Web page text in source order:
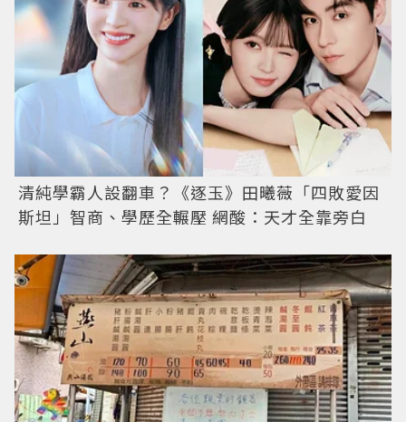
清純學霸人設翻車？《逐玉》田曦薇「四敗愛因
斯坦」智商、學歷全輾壓 網酸：天才全靠旁白